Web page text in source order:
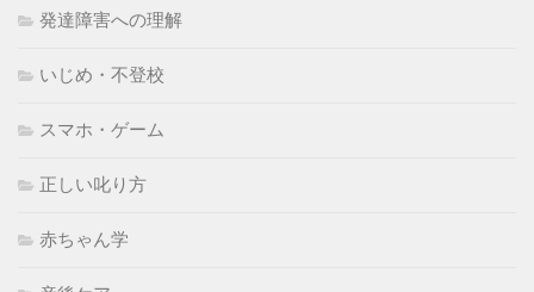
発達障害への理解
いじめ・不登校
スマホ・ゲーム
正しい叱り方
赤ちゃん学